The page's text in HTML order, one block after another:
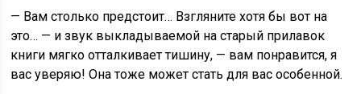
— Вам столько предстоит… Взгляните хотя бы вот на
это… — и звук выкладываемой на старый прилавок
книги мягко отталкивает тишину, — вам понравится, я
вас уверяю! Она тоже может стать для вас особенной.